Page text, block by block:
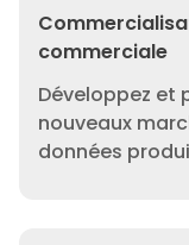
commerciale
Développez et
nouveaux
données